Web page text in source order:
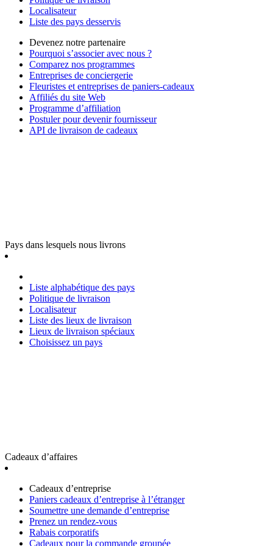
Localisateur
Liste des pays desservis
Devenez notre partenaire
Pourquoi s’associer avec nous ?
Comparez nos programmes
Entreprises de conciergerie
Fleuristes et entreprises de paniers-cadeaux
Affiliés du site Web
Programme d’affiliation
Postuler pour devenir fournisseur
API de livraison de cadeaux
Pays dans lesquels nous livrons
Liste alphabétique des pays
Politique de livraison
Localisateur
Liste des lieux de livraison
Lieux de livraison spéciaux
Choisissez un pays
Cadeaux d’affaires
Cadeaux d’entreprise
Paniers cadeaux d’entreprise à l’étranger
Soumettre une demande d’entreprise
Prenez un rendez-vous
Rabais corporatifs
Cadeaux pour la commande groupée